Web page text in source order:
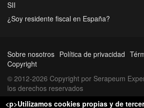
SII
¿Soy residente fiscal en España?
Sobre nosotros Política de privacidad
Copyright
© 2012-2026 Copyright por Serapeum
los derechos reservados
<p>Utilizamos cookies propias y de